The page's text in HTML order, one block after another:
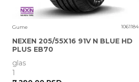
Gume 1061184
NEXEN 205/55X16 91V N BLUE HD
PLUS EB70
glas
1